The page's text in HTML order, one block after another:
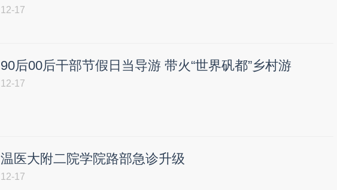
12-17
90后00后干部节假日当导游 带火“世界矾都”乡村游
12-17
温医大附二院学院路部急诊升级
12-17